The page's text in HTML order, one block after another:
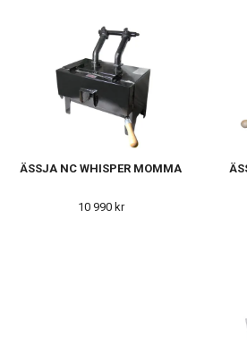
ÄSSJA NC WHISPER MOMMA
10 990 kr